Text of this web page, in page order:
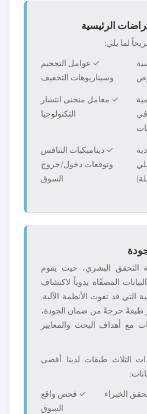
لما يلي:
✓ عوامل التحجيم
وسيناريوهات التخفيف
في
✓ معامل منحنى انتشار
التكنولوجيا
✓ ديناميكيات التنافس
وتوقعات دخول/خروج
السوق
التحقق البشري، حيث يقوم
المصفّاة يدوياً لاكتشاف
التي قد تفوت الأنظمة الآلية.
طبقةً حرجةً من ضمان الجودة،
مع أهداف البحث والمعايير
الثلاث طبقات لدينا أقصى
الخبراء
✓ فحص واقع
السوق